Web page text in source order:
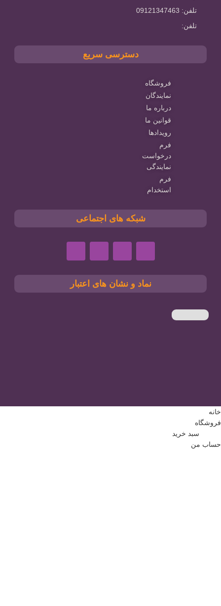
تلفن: 09121347463
تلفن:
دسترسی سریع
فروشگاه
نمایندگان
درباره ما
قوانین ما
رویدادها
فرم
درخواست
نمایندگی
فرم
استخدام
شبکه های اجتماعی
نماد و نشان های اعتبار
خانه
فروشگاه
سبد خرید
حساب من